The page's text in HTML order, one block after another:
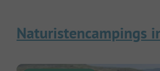
Naturistencampings